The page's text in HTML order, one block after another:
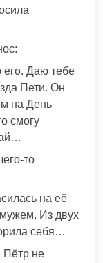
Даю тебе
Пети. Он
на День
смогу
то
на её
Из двух
себя…
Пётр не